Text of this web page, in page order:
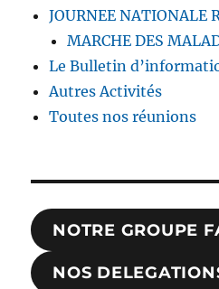
JOURNEE NATIONALE
MARCHE DES
Le Bulletin
Autres Activités
Toutes nos réunions
NOTRE GROUPE
NOS